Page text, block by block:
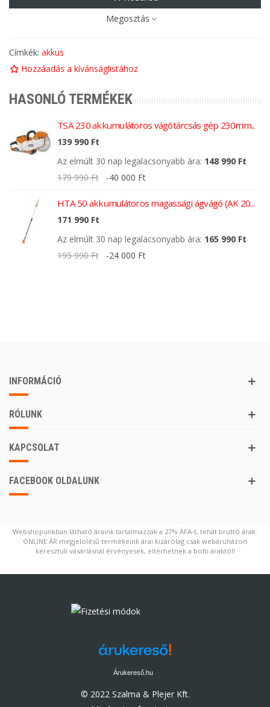
Megosztás
Címkék: akkus
Hozzáadás a kívánságlistához
HASONLÓ TERMÉKEK
TSA 230 akkumulátoros vágótárcsás gép 230mm...
139 990 Ft
Az elmúlt 30 nap legalacsonyabb ára: 148 990 Ft
179 990 Ft
-40 000 Ft
HTA 50 akkumulátoros magassági ágvágó (AK 20...
171 990 Ft
Az elmúlt 30 nap legalacsonyabb ára: 165 990 Ft
195 990 Ft
-24 000 Ft
INFORMÁCIÓ
RÓLUNK
KAPCSOLAT
FACEBOOK OLDALUNK
Webshopunkban látható áraink tartalmazzák a 27% ÁFA-t, tehát bruttó árak.
ONLINE ÁR megjelölésű termékeink árai kizárólag csak webáruházon
keresztüli vásárlásnál érvényesek, eltérhetnek a bolti áraktól!
Árukereső.hu
© 2022 Szalma & Plejer Kft.